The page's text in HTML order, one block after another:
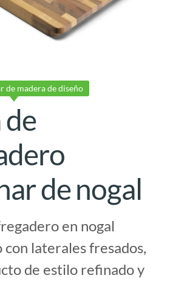
de madera de diseño
de
de nogal
en nogal
con laterales fresados,
de estilo refinado y